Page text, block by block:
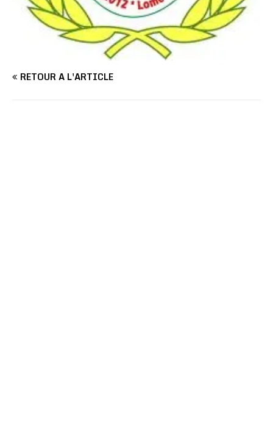
RETOUR À L'ARTICLE